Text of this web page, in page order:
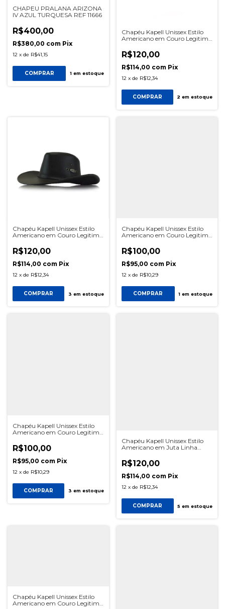
CHAPEU PRALANA ARIZONA
IV AZUL TURQUESA REF 11666
R$400,00
R$380,00 com Pix
12 x de R$41,15
COMPRAR 1em estoque
Chapéu Kapell Unissex Estilo
Americano em Couro Legitimo
R$120,00
R$114,00 com Pix
12 x de R$12,34
COMPRAR 2 em estoque
Chapéu Kapell Unissex Estilo
Americano em Couro Legitimo
R$120,00
R$114,00 com Pix
12 x de R$12,34
COMPRAR 3 em estoque
Chapéu Kapell Unissex Estilo
Americano em Couro Legitimo
R$100,00
R$95,00 com Pix
12 x de R$10,29
COMPRAR 1 em estoque
Chapéu Kapell Unissex Estilo
Americano em Couro Legitimo
R$100,00
R$95,00 com Pix
12 x de R$10,29
COMPRAR 3 em estoque
Chapéu Kapell Unissex Estilo
Americano em Juta Linha
R$120,00
R$114,00 com Pix
12 x de R$12,34
COMPRAR 5 em estoque
Chapéu Kapell Unissex Estilo
Americano em Couro Legitimo